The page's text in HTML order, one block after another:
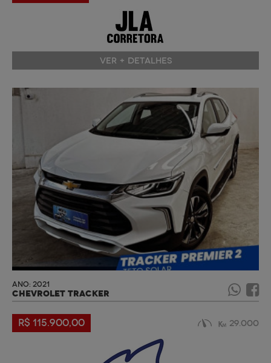
VER + DETALHES
ANO: 2021
CHEVROLET TRACKER
R$ 115.900,00 29.000